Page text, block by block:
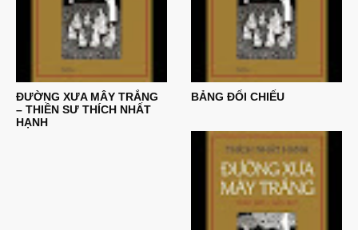
ĐƯỜNG XƯA MÂY TRẮNG
– THIỀN SƯ THÍCH NHẤT
HẠNH
BẢNG ĐỐI CHIẾU